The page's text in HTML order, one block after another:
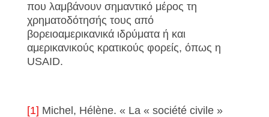
που λαμβάνουν σημαντικό μέρος τη
χρηματοδότησής τους από
βορειοαμερικανικά ιδρύματα ή και
αμερικανικούς κρατικούς φορείς, όπως η
USAID.
[1] Michel, Hélène. « La « société civile »